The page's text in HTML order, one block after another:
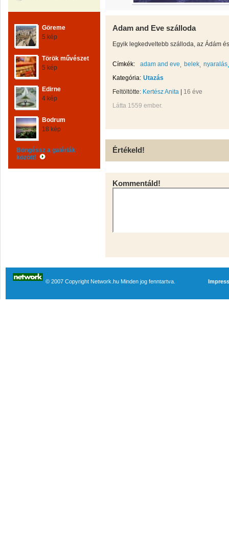
Göreme
5 kép
Török művészet
5 kép
Edirne
4 kép
Bodrum
18 kép
Böngéssz a galériák
között!
Adam and Eve szálloda
Egyik legkedveltebb szálloda, az Ádám
Címkék: adam and eve belek nyaralás
Kategória: Utazás
Feltöltötte: Kertész Anita
16 éve
Látta 1559 ember.
Értékeld!
Kommentáld!
© 2007 Copyright Network.hu Minden jog fenntartva.